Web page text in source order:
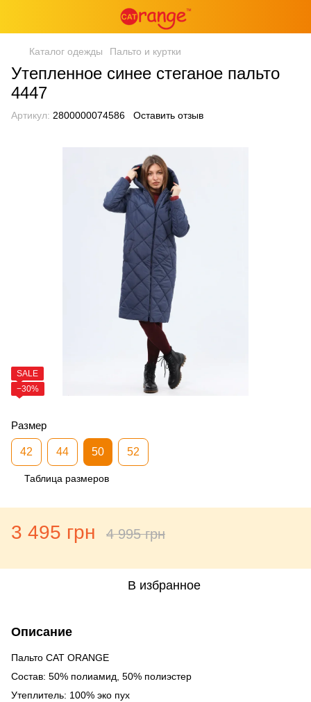
Каталог одежды Пальто и куртки
Утепленное синее стеганое пальто
4447
Артикул: 2800000074586 Оставить отзыв
SALE
−30%
Размер
42 44 50 52
Таблица размеров
3 495 грн 4 995 грн
В избранное
Описание
Пальто CAT ORANGE
Состав: 50% полиамид, 50% полиэстер
Утеплитель: 100% эко пух